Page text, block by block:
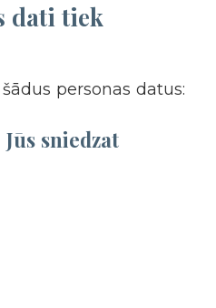
dati tiek
personas datus:
sniedzat